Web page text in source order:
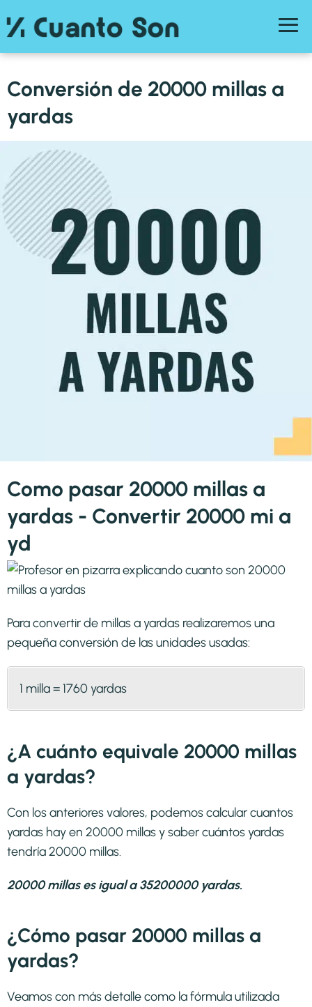
Conversión de 20000 millas a
yardas
Como pasar 20000 millas a
yardas - Convertir 20000 mi a
yd
Para convertir de millas a yardas realizaremos una
pequeña conversión de las unidades usadas:
1 milla = 1760 yardas
¿A cuánto equivale 20000 millas
a yardas?
Con los anteriores valores, podemos calcular cuantos
yardas hay en 20000 millas y saber cuántos yardas
tendría 20000 millas.
20000 millas es igual a 35200000 yardas.
¿Cómo pasar 20000 millas a
yardas?
Veamos con más detalle como la fórmula utilizada